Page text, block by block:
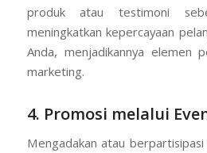
produk atau testimoni
meningkatkan kepercayaan
Anda, menjadikannya elemen
marketing.
4. Promosi melalui
Mengadakan atau